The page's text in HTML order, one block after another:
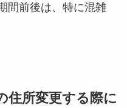
間前後は、特に混雑
住所変更する際に